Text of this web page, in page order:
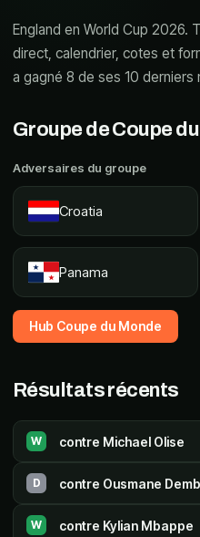
England en World Cup 2026.
direct, calendrier, cotes et
a gagné 8 de ses 10 derniers
Groupe de Coupe
Adversaires du groupe
Croatia
Panama
Hub Coupe du Monde
Résultats récents
W contre Michael Olise
D contre Ousmane
W contre Kylian Mbappe